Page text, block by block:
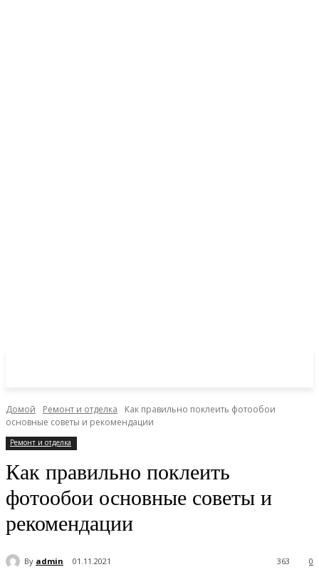
Домой Ремонт и отделка
Как правильно поклеить фотообои
основные советы и рекомендации
Ремонт и отделка
Как правильно поклеить
фотообои основные советы и
рекомендации
By admin 01.11.2021 0
363